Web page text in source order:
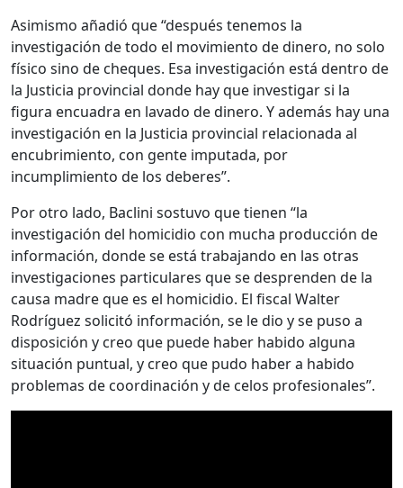
Asimismo añadió que “después tenemos la
investigación de todo el movimiento de dinero, no solo
físico sino de cheques. Esa investigación está dentro de
la Justicia provincial donde hay que investigar si la
figura encuadra en lavado de dinero. Y además hay una
investigación en la Justicia provincial relacionada al
encubrimiento, con gente imputada, por
incumplimiento de los deberes”.
Por otro lado, Baclini sostuvo que tienen “la
investigación del homicidio con mucha producción de
información, donde se está trabajando en las otras
investigaciones particulares que se desprenden de la
causa madre que es el homicidio. El fiscal Walter
Rodríguez solicitó información, se le dio y se puso a
disposición y creo que puede haber habido alguna
situación puntual, y creo que pudo haber a habido
problemas de coordinación y de celos profesionales”.